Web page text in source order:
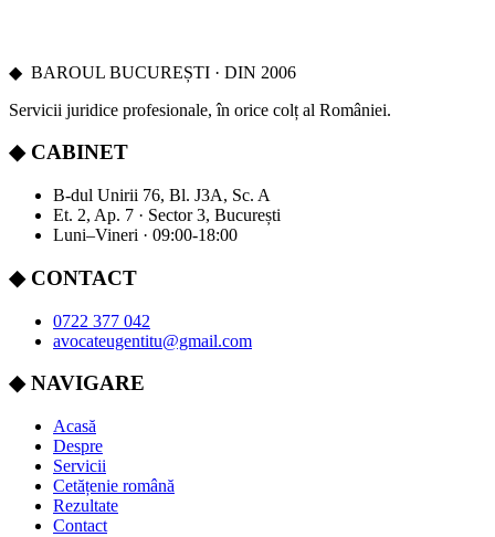
◆ BAROUL BUCUREȘTI · DIN 2006
Servicii juridice profesionale, în orice colț al României.
◆CABINET
B-dul Unirii 76, Bl. J3A, Sc. A
Et. 2, Ap. 7 · Sector 3, București
Luni–Vineri · 09:00-18:00
◆CONTACT
0722 377 042
avocateugentitu@gmail.com
◆NAVIGARE
Acasă
Despre
Servicii
Cetățenie română
Rezultate
Contact